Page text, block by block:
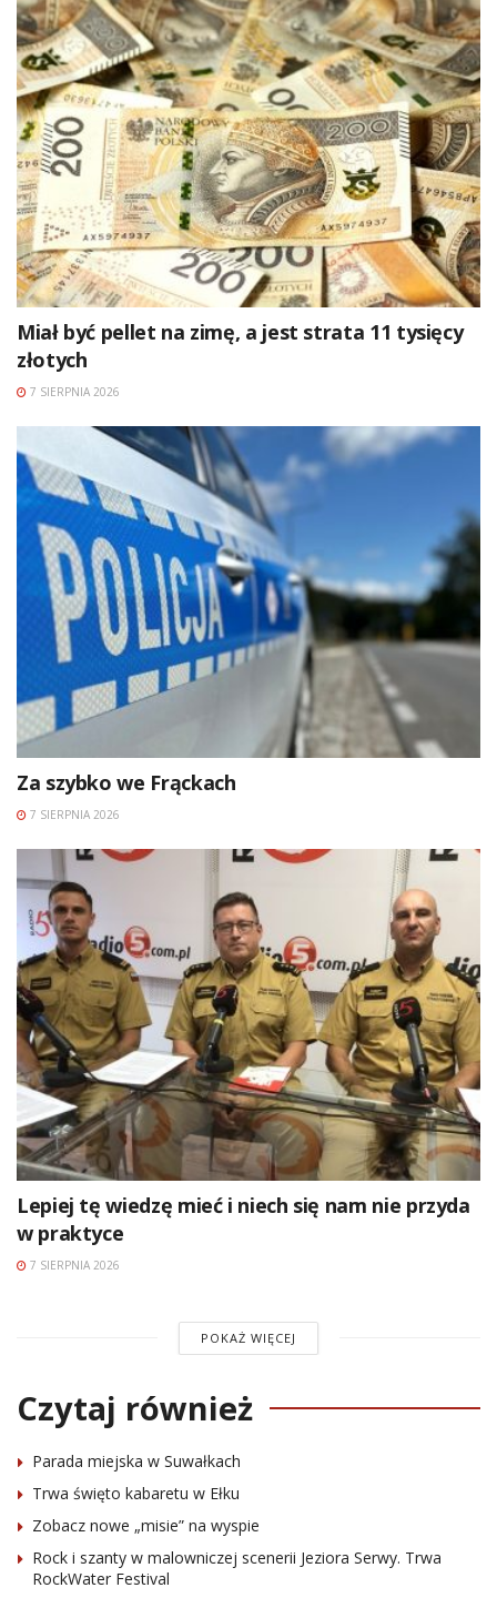
Miał być pellet na zimę, a jest strata 11 tysięcy
złotych
7 SIERPNIA 2026
Za szybko we Frąckach
7 SIERPNIA 2026
Lepiej tę wiedzę mieć i niech się nam nie przyda
w praktyce
7 SIERPNIA 2026
POKAŻ WIĘCEJ
Czytaj również
Parada miejska w Suwałkach
Trwa święto kabaretu w Ełku
Zobacz nowe „misie” na wyspie
Rock i szanty w malowniczej scenerii Jeziora Serwy. Trwa
RockWater Festival